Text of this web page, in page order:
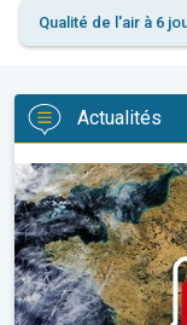
Qualité de l'air à 6
Actualités
Sécheresse record